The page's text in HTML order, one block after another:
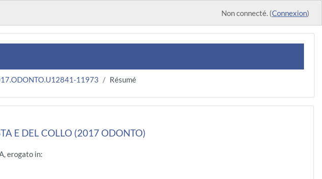
Non connecté. (Connexion)
11973 Résumé
E DEL COLLO (2017 ODONTO)
erogato in: